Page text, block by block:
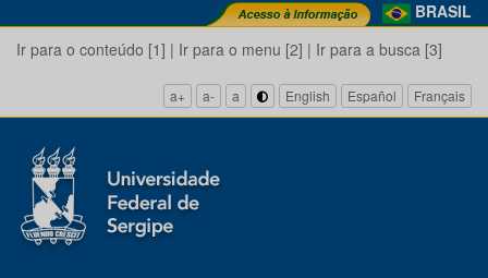
BRASIL
Ir para o conteúdo [1] | Ir para o menu [2] | Ir para a busca [3]
a+ a- a English Español Français